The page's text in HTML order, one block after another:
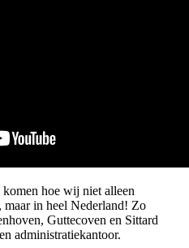
hoe wij niet alleen
in heel Nederland! Zo
Guttecoven en Sittard
administratiekantoor.